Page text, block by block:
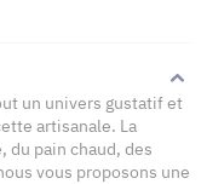
un univers gustatif et
artisanale. La
du pain chaud, des
vous proposons une